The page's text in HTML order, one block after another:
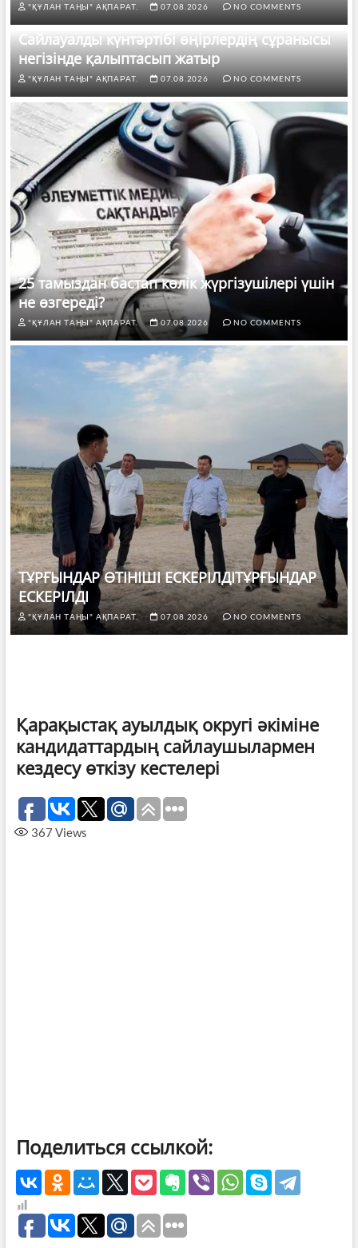
"ҚҰЛАН ТАҢЫ" АҚПАРАТ. 07.08.2026 NO COMMENTS
Сайлауалды күнтәртібі өңірлердің сұранысы
негізінде қалыптасып жатыр
"ҚҰЛАН ТАҢЫ" АҚПАРАТ. 07.08.2026 NO COMMENTS
25 тамыздан бастап көлік жүргізушілері үшін
не өзгереді?
"ҚҰЛАН ТАҢЫ" АҚПАРАТ. 07.08.2026 NO COMMENTS
ТҰРҒЫНДАР ӨТІНІШІ ЕСКЕРІЛДІТҰРҒЫНДАР
ЕСКЕРІЛДІ
"ҚҰЛАН ТАҢЫ" АҚПАРАТ. 07.08.2026 NO COMMENTS
Қарақыстақ ауылдық округі әкіміне
кандидаттардың сайлаушылармен
кездесу өткізу кестелері
367 Views
Поделиться ссылкой: